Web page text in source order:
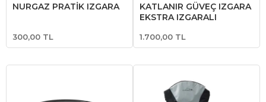
NURGAZ PRATİK IZGARA
300,00 TL
KATLANIR GÜVEÇ IZGARA
EKSTRA IZGARALI
1.700,00 TL